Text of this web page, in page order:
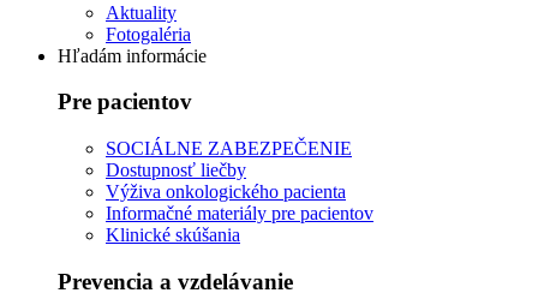
Aktuality
Fotogaléria
Hľadám informácie
Pre pacientov
SOCIÁLNE ZABEZPEČENIE
Dostupnosť liečby
Výživa onkologického pacienta
Informačné materiály pre pacientov
Klinické skúšania
Prevencia a vzdelávanie